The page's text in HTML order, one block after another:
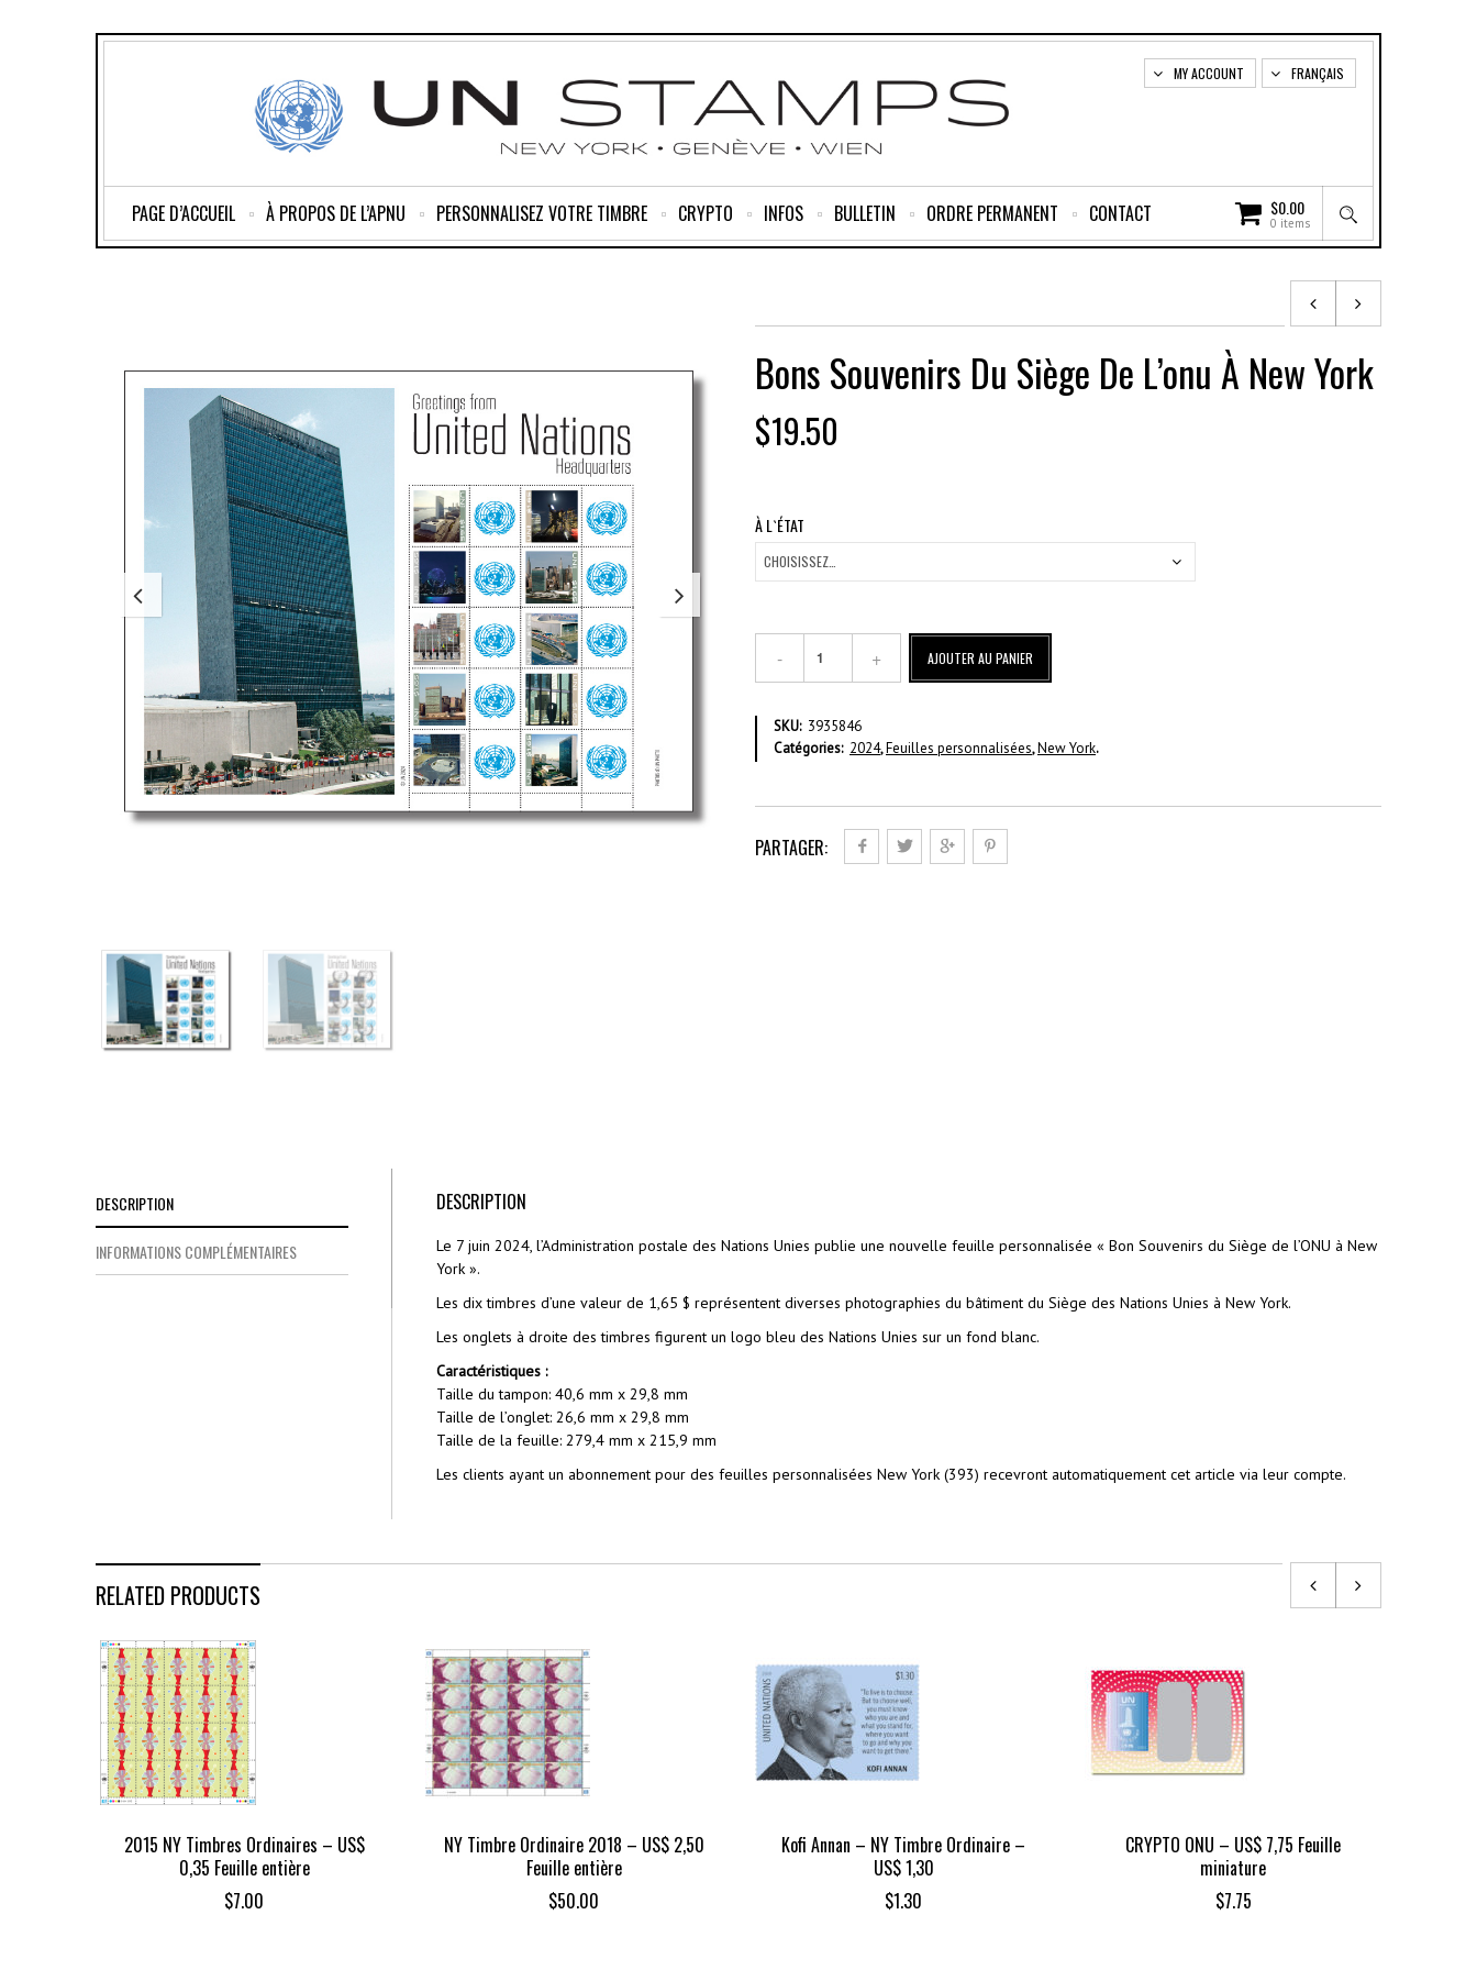
FRANÇAIS
MY ACCOUNT
$0.00
0 items
PAGE D’ACCUEIL À PROPOS DE L’APNU PERSONNALISEZ VOTRE TIMBRE CRYPTO INFOS BULLETIN ORDRE PERMANENT CONTACT
Bons Souvenirs Du Siège De L’onu À New York
$19.50
À L`ÉTAT
Bons
Siège
New
AJOUTER AU PANIER
SKU: 3935846
Catégories: 2024,Feuilles personnalisées,New York.
PARTAGER:
DESCRIPTION
INFORMATIONS COMPLÉMENTAIRES
DESCRIPTION
Le 7 juin 2024, l’Administration postale des Nations Unies publie une nouvelle feuille personnalisée « Bon Souvenirs du Siège de l’ONU à New
York ».
Les dix timbres d’une valeur de 1,65 $ représentent diverses photographies du bâtiment du Siège des Nations Unies à New York.
Les onglets à droite des timbres figurent un logo bleu des Nations Unies sur un fond blanc.
Caractéristiques :
Taille du tampon: 40,6 mm x 29,8 mm
Taille de l’onglet: 26,6 mm x 29,8 mm
Taille de la feuille: 279,4 mm x 215,9 mm
Les clients ayant un abonnement pour des feuilles personnalisées New York (393) recevront automatiquement cet article via leur compte.
RELATED PRODUCTS
2015 NY Timbres Ordinaires – US$
0,35 Feuille entière
$7.00
NY Timbre Ordinaire 2018 – US$ 2,50
Feuille entière
$50.00
Kofi Annan – NY Timbre Ordinaire –
US$ 1,30
$1.30
CRYPTO ONU – US$ 7,75 Feuille
miniature
$7.75